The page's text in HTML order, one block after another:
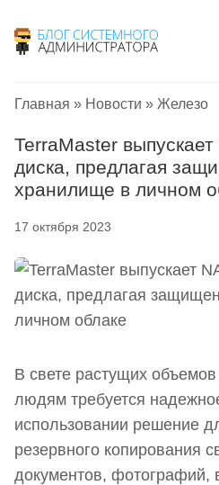
Главная » Новости » Железо
TerraMaster
диска, предлагая
хранилище в личном
17 октября 2023
В свете растущих
людям требуется
использовании решение
резервного копирования
документов, фотографий,